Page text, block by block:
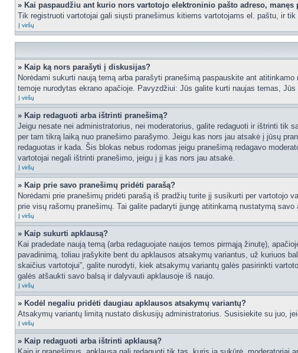
» Kai paspaudžiu ant kurio nors vartotojo elektroninio pašto adreso,
Tik registruoti vartotojai gali siųsti pranešimus kitiems vartotojams el. paštu, ir
Į viršų
» Kaip ką nors parašyti į diskusijas?
Norėdami sukurti naują temą arba parašyti pranešimą paspauskite ant
temoje nurodytas ekrano apačioje. Pavyzdžiui: Jūs galite kurti naujas temas,
Į viršų
» Kaip redaguoti arba ištrinti pranešimą?
Jeigu nesate nei administratorius, nei moderatorius, galite redaguoti ir ištrinti tik
per tam tikrą laiką nuo pranešimo parašymo. Jeigu kas nors jau atsakė į jūsų
redaguotas ir kada. Šis blokas nebus rodomas jeigu pranešimą redagavo
vartotojai negali ištrinti pranešimo, jeigu į jį kas nors jau atsakė.
Į viršų
» Kaip prie savo pranešimų pridėti parašą?
Norėdami prie pranešimų pridėti parašą iš pradžių turite jį susikurti per vartotojo
prie visų rašomų pranešimų. Tai galite padaryti įjungę atitinkamą nustatymą
Į viršų
» Kaip sukurti apklausą?
Kai pradedate naują temą (arba redaguojate naujos temos pirmąją žinutę),
pavadinimą, toliau įrašykite bent du apklausos atsakymų variantus, už kuriuos
skaičius vartotojui”, galite nurodyti, kiek atsakymų variantų galės pasirinkti
galės atšaukti savo balsą ir dalyvauti apklausoje iš naujo.
Į viršų
» Kodėl negaliu pridėti daugiau apklausos atsakymų variantų?
Atsakymų variantų limitą nustato diskusijų administratorius. Susisiekite su juo,
Į viršų
» Kaip redaguoti arba ištrinti apklausą?